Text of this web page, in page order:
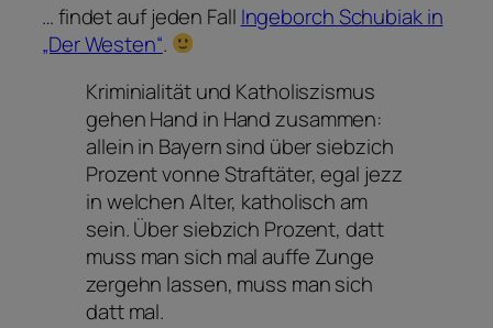
… findet auf jeden Fall Ingeborch Schubiak in
„Der Westen“.
Kriminialität und Katholiszismus
gehen Hand in Hand zusammen:
allein in Bayern sind über siebzich
Prozent vonne Straftäter, egal jezz
in welchen Alter, katholisch am
sein. Über siebzich Prozent, datt
muss man sich mal auffe Zunge
zergehn lassen, muss man sich
datt mal.